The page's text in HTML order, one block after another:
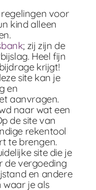
regelingen voor
kind alleen
; zij zijn de
Heel fijn
krijgt!
site kan je
en
aanvragen.
naar wat een
de site van
rekentool
te brengen.
site die je
de vergoeding
en andere
waar je als